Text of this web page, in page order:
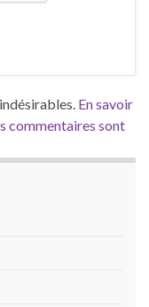
En savoir
commentaires sont